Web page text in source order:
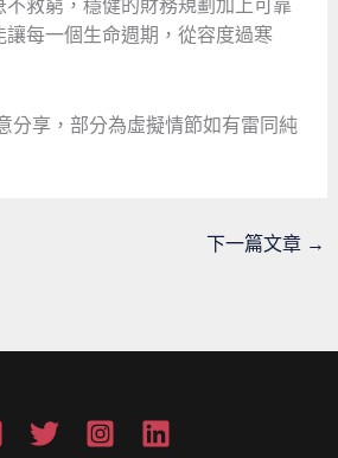
救窮，穩健的財務規劃加上可靠
每一個生命週期，從容度過寒
分享，部分為虛擬情節如有雷同純
下一篇文章 →